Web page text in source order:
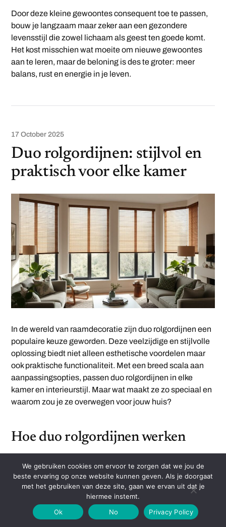
Door deze kleine gewoontes consequent toe te passen,
bouw je langzaam maar zeker aan een gezondere
levensstijl die zowel lichaam als geest ten goede komt.
Het kost misschien wat moeite om nieuwe gewoontes
aan te leren, maar de beloning is des te groter: meer
balans, rust en energie in je leven.
17 October 2025
Duo rolgordijnen: stijlvol en
praktisch voor elke kamer
In de wereld van raamdecoratie zijn duo rolgordijnen een
populaire keuze geworden. Deze veelzijdige en stijlvolle
oplossing biedt niet alleen esthetische voordelen maar
ook praktische functionaliteit. Met een breed scala aan
aanpassingsopties, passen duo rolgordijnen in elke
kamer en interieurstijl. Maar wat maakt ze zo speciaal en
waarom zou je ze overwegen voor jouw huis?
Hoe duo rolgordijnen werken
Duo rolgordijnen, ook wel bekend als dubbele
rolgordijnen, bestaan uit twee lagen stof die elkaar
afwisselen. Deze stoffen kunnen zowel transparante als
ondoorzichtige delen hebben, wat betekent dat je
volledige controle hebt over de hoeveelheid licht die de
We gebruiken cookies om ervoor te zorgen dat we jou de
beste ervaring op onze website kunnen geven. Als je doorgaat
met het gebruiken van deze site, gaan we ervan uit dat je
hiermee instemt.
Ok
No Privacy Policy